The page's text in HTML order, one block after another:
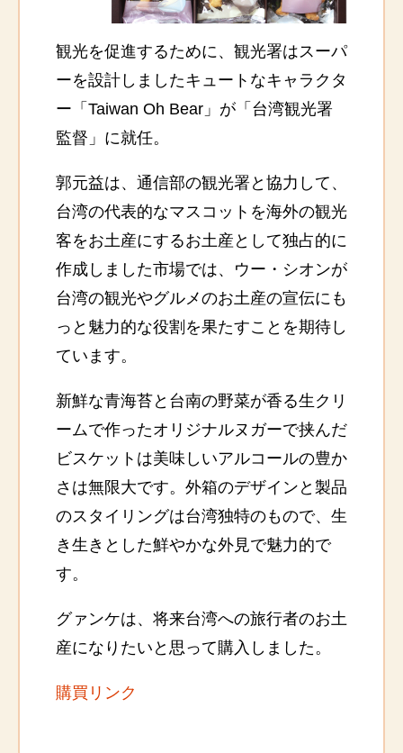
観光を促進するために、観光署はスーパ
ーを設計しましたキュートなキャラクタ
ー「Taiwan Oh Bear」が「台湾観光署
監督」に就任。
郭元益は、通信部の観光署と協力して、
台湾の代表的なマスコットを海外の観光
客をお土産にするお土産として独占的に
作成しました市場では、ウー・シオンが
台湾の観光やグルメのお土産の宣伝にも
っと魅力的な役割を果たすことを期待し
ています。
新鮮な青海苔と台南の野菜が香る生クリ
ームで作ったオリジナルヌガーで挟んだ
ビスケットは美味しいアルコールの豊か
さは無限大です。外箱のデザインと製品
のスタイリングは台湾独特のもので、生
き生きとした鮮やかな外見で魅力的で
す。
グァンケは、将来台湾への旅行者のお土
産になりたいと思って購入しました。
購買リンク